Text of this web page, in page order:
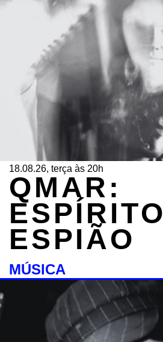
18.08.26, terça às 20h
QMAR:
ESPÍRITO
ESPIÃO
MÚSICA